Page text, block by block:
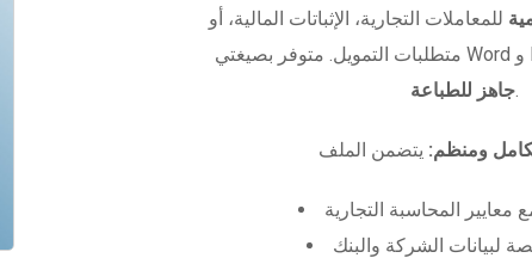
للمعاملات التجارية، الإثباتات المالية، أو
جاهز للطباعة.
ومنظم:
المحاسبة التجارية
الشركة والبنك